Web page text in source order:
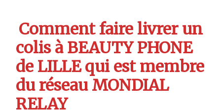
Comment faire livrer un
colis à BEAUTY PHONE
de LILLE qui est membre
du réseau MONDIAL
RELAY